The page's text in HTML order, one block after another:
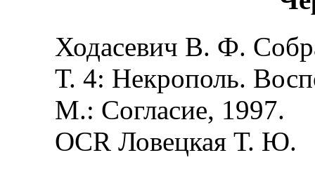
Ходасевич В. Ф.
Т. 4: Некрополь.
М.: Согласие, 1997.
OCR Ловецкая Т. Ю.